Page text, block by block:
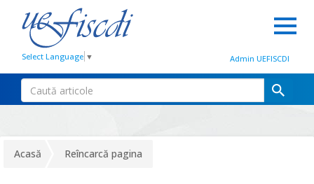
Select Language ▼ Admin UEFISCDI
Acasă Reîncarcă pagina